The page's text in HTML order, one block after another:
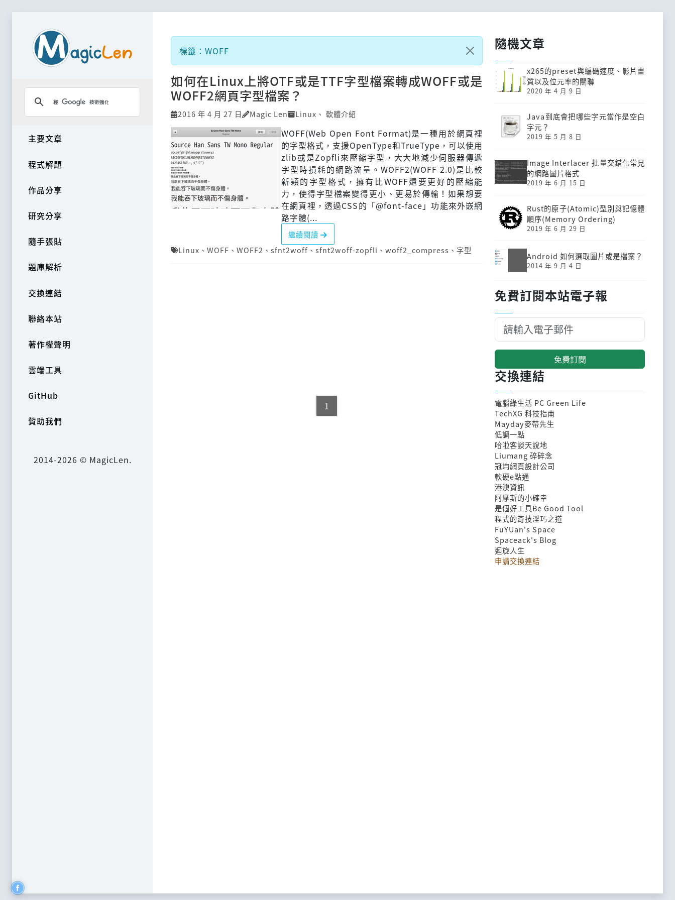
主要文章
程式解題
作品分享
研究分享
隨手張貼
題庫解析
交換連結
聯絡本站
著作權聲明
雲端工具
GitHub
贊助我們
2014-2026 © MagicLen.
標籤：WOFF
如何在Linux上將OTF或是TTF字型檔案轉成WOFF或是
WOFF2網頁字型檔案？
2016 年 4 月 27 日 Magic Len Linux 、 軟體介紹
WOFF(Web Open Font Format)是一種用於網頁裡
的字型格式，支援OpenType和TrueType，可以使用
zlib或是Zopfli來壓縮字型，大大地減少伺服器傳遞
字型時損耗的網路流量。WOFF2(WOFF 2.0)是比較
新穎的字型格式，擁有比WOFF還要更好的壓縮能
力，使得字型檔案變得更小、更易於傳輸！如果想要
在網頁裡，透過CSS的「@font-face」功能來外嵌網
路字體(...
繼續閱讀
Linux 、 WOFF 、 WOFF2 、 sfnt2woff 、 sfnt2woff-zopfli 、 woff2_compress 、 字型
1
隨機文章
x265的preset與編碼速度、影片畫
質以及位元率的關聯
2020 年 4 月 9 日
Java到底會把哪些字元當作是空白
字元？
2019 年 5 月 8 日
Image Interlacer 批量交錯化常見
的網路圖片格式
2019 年 6 月 15 日
Rust的原子(Atomic)型別與記憶體
順序(Memory Ordering)
2019 年 6 月 29 日
Android 如何選取圖片或是檔案？
2014 年 9 月 4 日
免費訂閱本站電子報
免費訂閱
交換連結
電腦綠生活 PC Green Life
TechXG 科技指南
Mayday麥帶先生
低調一點
哈啦客談天說地
Liumang 碎碎念
冠均網頁設計公司
軟硬e點通
港澳資訊
阿摩斯的小確幸
是個好工具Be Good Tool
程式的奇技淫巧之道
FuYUan's Space
Spaceack's Blog
迴旋人生
申請交換連結